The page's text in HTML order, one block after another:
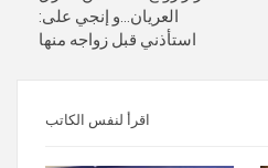
العريان…و إنجي على:
استأذني قبل زواجه منها
اقرأ لنفس الكاتب